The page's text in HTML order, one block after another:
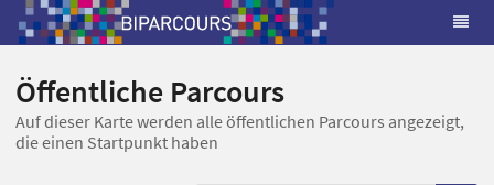
Öffentliche Parcours
Auf dieser Karte werden alle öffentlichen Parcours angezeigt,
die einen Startpunkt haben